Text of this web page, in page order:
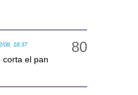
08, 18:37
corta el pan